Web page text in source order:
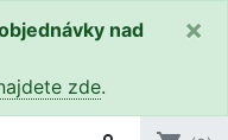
nad
zde.
×